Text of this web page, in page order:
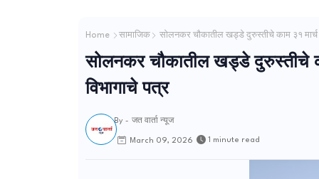
Home सामाजिक सोलनकर चौकातील खड्डे दुरुस्तीचे काम ३१ मार्च
सोलनकर चौकातील खड्डे दुरुस्तीचे
विभागाचे पत्र
By - जत वार्ता न्यूज
March 09, 2026 1 minute read